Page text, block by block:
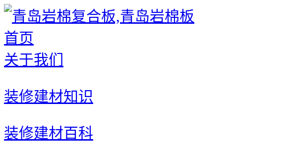
首页
关于我们
装修建材知识
装修建材百科